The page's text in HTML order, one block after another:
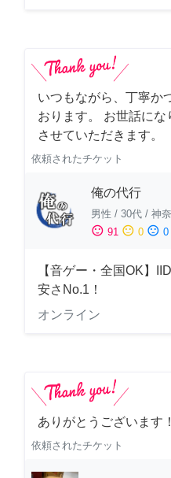
いつもながら、丁寧か
おります。 お世話に
させていただきます。
依頼されたチケット
俺の代行
男性 / 30代 / 神
sentiment_satisfied 91 sentiment_neutral 0 sentiment_dissatisfied 0
【音ゲー・全国OK】
安さNo.1！
オンライン
ありがとうございます！
依頼されたチケット